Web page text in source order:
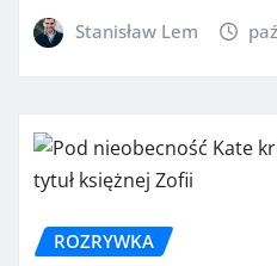
Stanisław Lem
ROZRYWKA